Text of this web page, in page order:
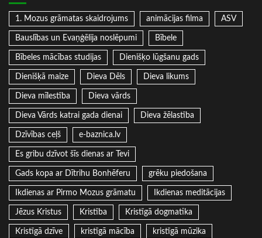
1. Mozus grāmatas skaidrojums animācijas filma ASV
Bauslības un Evaņģēlija noslēpumi Bībele
Bībeles mācības studijas Dienišķo lūgšanu gads
Dienišķā maize Dieva Dēls Dieva likums
Dieva mīlestība Dieva vārds
Dieva Vārds katrai gada dienai Dieva žēlastība
Dzīvības ceļš e-baznica.lv
Es gribu dzīvot šīs dienas ar Tevi
Gads kopa ar Dītrihu Bonhēferu grēku piedošana
Ikdienas ar Pirmo Mozus grāmatu Ikdienas meditācijas
Jēzus Kristus Kristība Kristīgā dogmatika
Kristīgā dzīve kristīgā mācība kristīgā mūzika